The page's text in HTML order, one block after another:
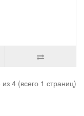
4 (всего 1 страниц)